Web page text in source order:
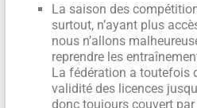
La saison des
surtout, n’ayant plus
nous n’allons
reprendre les
La fédération a toutefois
validité des licences
donc toujours couvert